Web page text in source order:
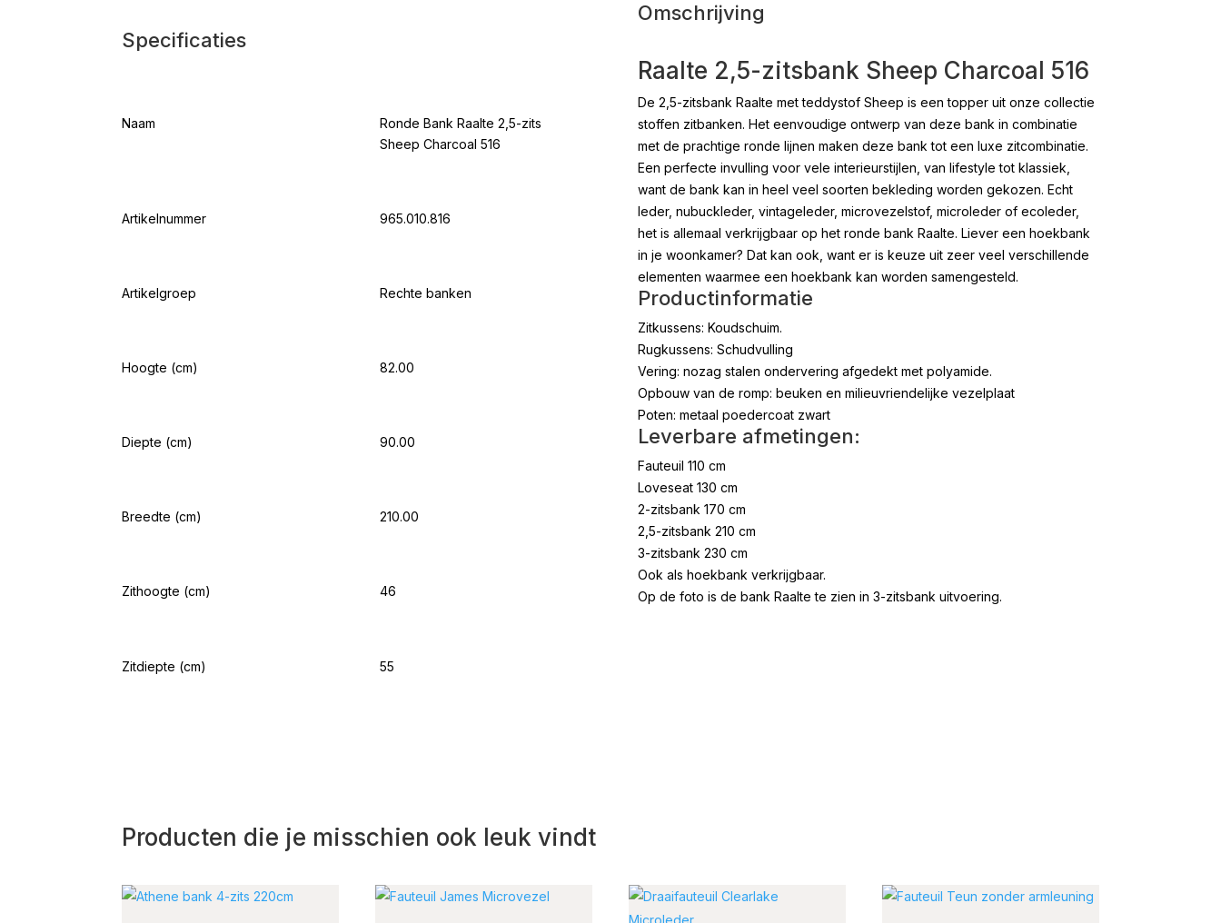
Specificaties
Naam
Ronde Bank Raalte 2,5-zits
Sheep Charcoal 516
Artikelnummer 965.010.816
Artikelgroep Rechte banken
Hoogte (cm) 82.00
Diepte (cm) 90.00
Breedte (cm) 210.00
Zithoogte (cm) 46
Zitdiepte (cm) 55
Omschrijving
Raalte 2,5-zitsbank Sheep Charcoal 516
De 2,5-zitsbank Raalte met teddystof Sheep is een topper uit onze collectie
stoffen zitbanken. Het eenvoudige ontwerp van deze bank in combinatie
met de prachtige ronde lijnen maken deze bank tot een luxe zitcombinatie.
Een perfecte invulling voor vele interieurstijlen, van lifestyle tot klassiek,
want de bank kan in heel veel soorten bekleding worden gekozen. Echt
leder, nubuckleder, vintageleder, microvezelstof, microleder of ecoleder,
het is allemaal verkrijgbaar op het ronde bank Raalte. Liever een hoekbank
in je woonkamer? Dat kan ook, want er is keuze uit zeer veel verschillende
elementen waarmee een hoekbank kan worden samengesteld.
Productinformatie
Zitkussens: Koudschuim.
Rugkussens: Schudvulling
Vering: nozag stalen ondervering afgedekt met polyamide.
Opbouw van de romp: beuken en milieuvriendelijke vezelplaat
Poten: metaal poedercoat zwart
Leverbare afmetingen:
Fauteuil 110 cm
Loveseat 130 cm
2-zitsbank 170 cm
2,5-zitsbank 210 cm
3-zitsbank 230 cm
Ook als hoekbank verkrijgbaar.
Op de foto is de bank Raalte te zien in 3-zitsbank uitvoering.
Producten die je misschien ook leuk vindt